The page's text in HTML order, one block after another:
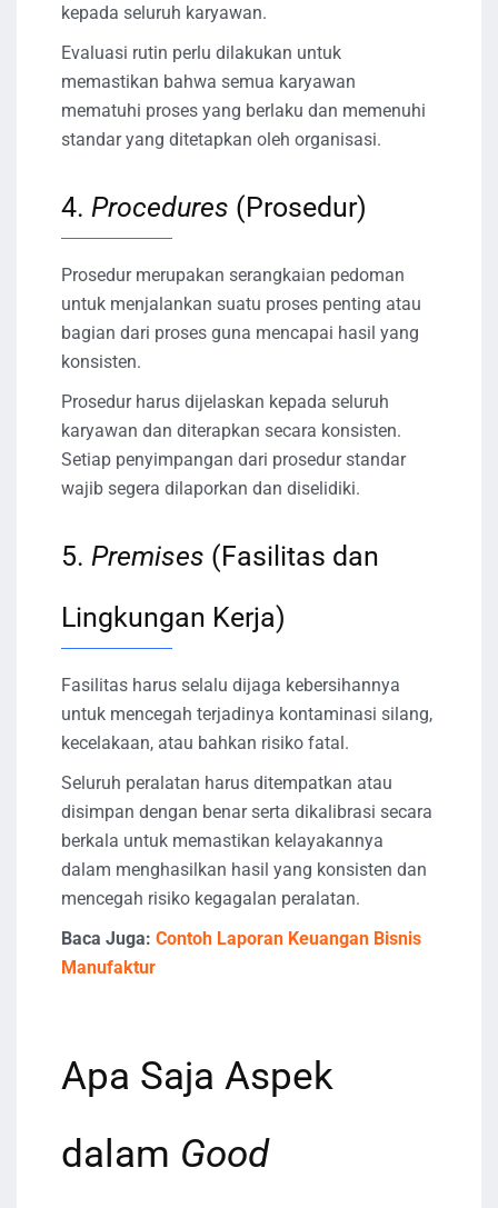
kepada seluruh karyawan.
Evaluasi rutin perlu dilakukan untuk
memastikan bahwa semua karyawan
mematuhi proses yang berlaku dan memenuhi
standar yang ditetapkan oleh organisasi.
4. Procedures (Prosedur)
Prosedur merupakan serangkaian pedoman
untuk menjalankan suatu proses penting atau
bagian dari proses guna mencapai hasil yang
konsisten.
Prosedur harus dijelaskan kepada seluruh
karyawan dan diterapkan secara konsisten.
Setiap penyimpangan dari prosedur standar
wajib segera dilaporkan dan diselidiki.
5. Premises (Fasilitas dan
Lingkungan Kerja)
Fasilitas harus selalu dijaga kebersihannya
untuk mencegah terjadinya kontaminasi silang,
kecelakaan, atau bahkan risiko fatal.
Seluruh peralatan harus ditempatkan atau
disimpan dengan benar serta dikalibrasi secara
berkala untuk memastikan kelayakannya
dalam menghasilkan hasil yang konsisten dan
mencegah risiko kegagalan peralatan.
Baca Juga: Contoh Laporan Keuangan Bisnis
Manufaktur
Apa Saja Aspek
dalam Good